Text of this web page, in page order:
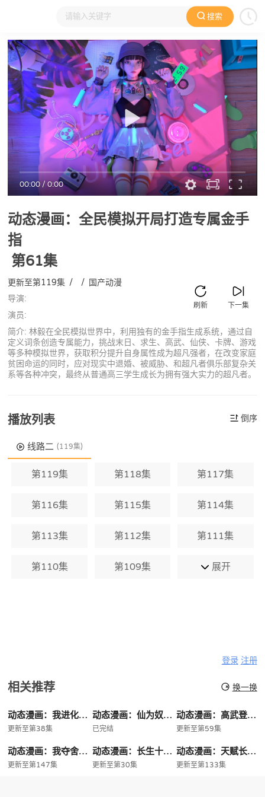
搜索
大家在看 日本动漫 国产动漫 欧美动漫 动漫电影
00:00/0:00
动态漫画：全民模拟开局打造专属金手
指
第61集
下一集
刷新
更新至第119集 / / 国产动漫
导演:
演员:
简介: 林毅在全民模拟世界中，利用独有的金手指生成系统，通过自
定义词条创造专属能力，挑战末日、求生、高武、仙侠、卡牌、游戏
等多种模拟世界，获取积分提升自身属性成为超凡强者，在改变家庭
贫困命运的同时，应对现实中退婚、被威胁、和超凡者俱乐部复杂关
系等各种冲突，最终从普通高三学生成长为拥有强大实力的超凡者。
播放列表 倒序
线路二 (119集)
第119集 第118集 第117集
第116集 第115集 第114集
第113集 第112集 第111集
第110集 第109集 展开
登录 注册
相关推荐 换一换
动态漫画：我进化恶魔
更新至第38集
动态漫画：仙为奴神为仆大帝看门狗
已完结
动态漫画：高武登陆未来一万年
更新至第59集
动态漫画：我夺舍了系统玩家
更新至第147集
动态漫画：长生十万年我一掌终结神魔
更新至第30集
动态漫画：天赋长生我出卖寿命成神
更新至第133集